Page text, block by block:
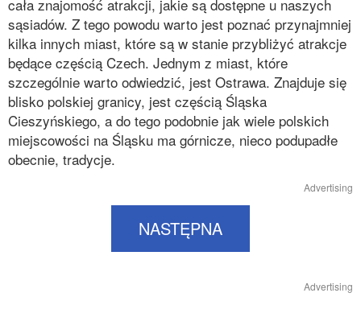
cała znajomość atrakcji, jakie są dostępne u naszych
sąsiadów. Z tego powodu warto jest poznać przynajmniej
kilka innych miast, które są w stanie przybliżyć atrakcje
będące częścią Czech. Jednym z miast, które
szczególnie warto odwiedzić, jest Ostrawa. Znajduje się
blisko polskiej granicy, jest częścią Śląska
Cieszyńskiego, a do tego podobnie jak wiele polskich
miejscowości na Śląsku ma górnicze, nieco podupadłe
obecnie, tradycje.
Advertising
NASTĘPNA
Advertising